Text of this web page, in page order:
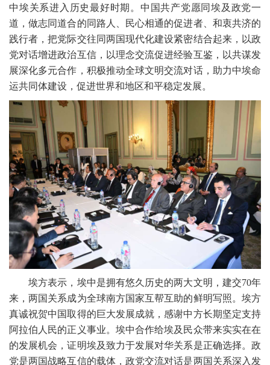
中埃关系进入历史最好时期。中国共产党愿同埃及政党一
道，做志同道合的同路人、民心相通的促进者、和衷共济的
践行者，把党际交往同两国现代化建设紧密结合起来，以政
党对话增进政治互信，以理念交流促进经验互鉴，以共谋发
展深化多元合作，积极推动全球文明交流对话，助力中埃命
运共同体建设，促进世界和地区和平稳定发展。
埃方表示，埃中是拥有悠久历史的两大文明，建交70年
来，两国关系成为全球南方国家互帮互助的鲜明写照。埃方
真诚祝贺中国取得的巨大发展成就，感谢中方长期坚定支持
阿拉伯人民的正义事业。埃中合作给埃及民众带来实实在在
的发展机会，证明埃及致力于发展对华关系是正确选择。政
党是两国战略互信的载体，政党交流对话是两国关系深入发